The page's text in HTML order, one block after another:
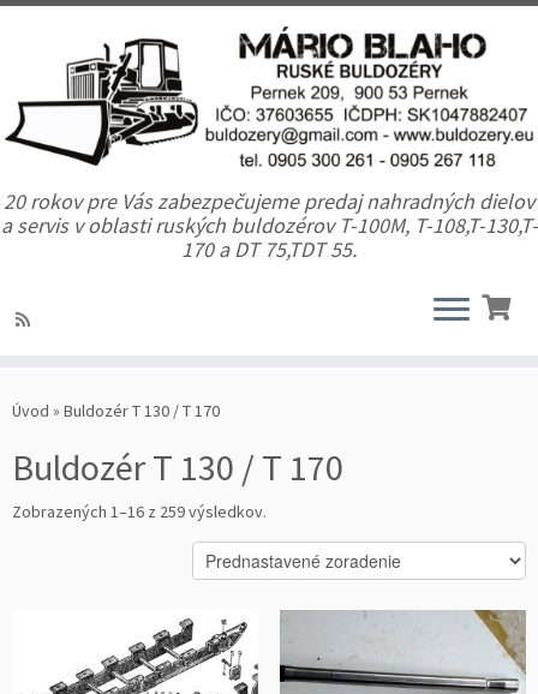
20 rokov pre Vás zabezpečujeme predaj nahradných dielov
a servis v oblasti ruských buldozérov T-100M, T-108,T-130,T-
170 a DT 75,TDT 55.
Úvod » Buldozér T 130 / T 170
Buldozér T 130 / T 170
Zobrazených 1–16 z 259 výsledkov.